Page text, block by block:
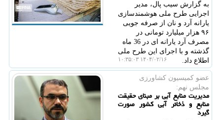
به گزارش سیب پال، مدیر
اجرایی طرح ملی هوشمندسازی
یارانه آرد و نان از صرفه جویی
۹۶ هزار میلیارد تومانی در
مصرف آرد یارانه ای در 36 ماه
گذشته و با اجرای این طرح ملی
اطلاع داد.
۱۴۰۴/۰۲/۱۶ ۱۰:۳۵:۰۳
عضو كمیسیون كشاورزی
مجلس نهم:
مدیریت منابع آبی بر مبنای حقیقت
منابع و ذخائر آبی کشور صورت
گیرد